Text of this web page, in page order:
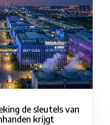
de sleutels van
krijgt